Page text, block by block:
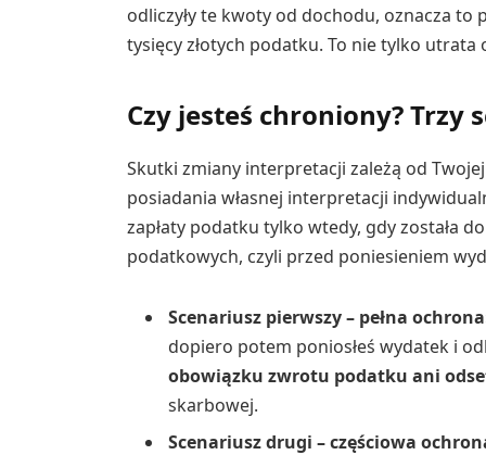
odliczyły te kwoty od dochodu, oznacza
tysięcy złotych podatku. To nie tylko
Czy jesteś chroniony?
Skutki zmiany interpretacji zależą od
posiadania własnej interpretacji
zapłaty podatku tylko wtedy, gdy została
podatkowych, czyli przed poniesieniem
Scenariusz pierwszy – pełna
dopiero potem poniosłeś wydatek i
obowiązku zwrotu podatku ani
skarbowej.
Scenariusz drugi – częściowa